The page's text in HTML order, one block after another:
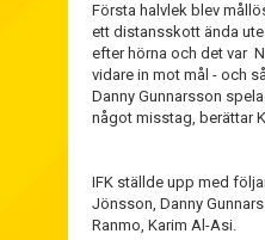
Första halvlek blev
ett distansskott ända
efter hörna och det var
vidare in mot mål - och
Danny Gunnarsson
något misstag, berättar
IFK ställde upp med
Jönsson, Danny
Ranmo, Karim Al-Asi.